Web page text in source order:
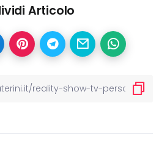
Articolo